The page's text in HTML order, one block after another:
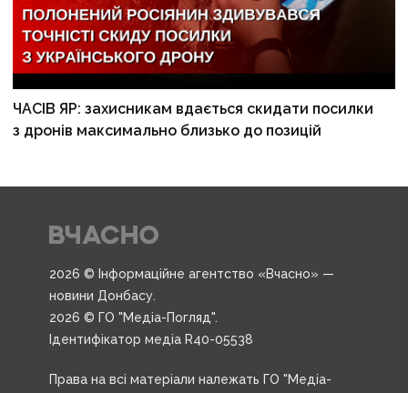
ЧАСІВ ЯР: захисникам вдається скидати посилки
з дронів максимально близько до позицій
2026 © Інформаційне агентство «Вчасно» —
новини Донбасу.
2026 © ГО "Медіа-Погляд".
Ідентифікатор медіа R40-05538
Права на всі матеріали належать ГО "Медіа-